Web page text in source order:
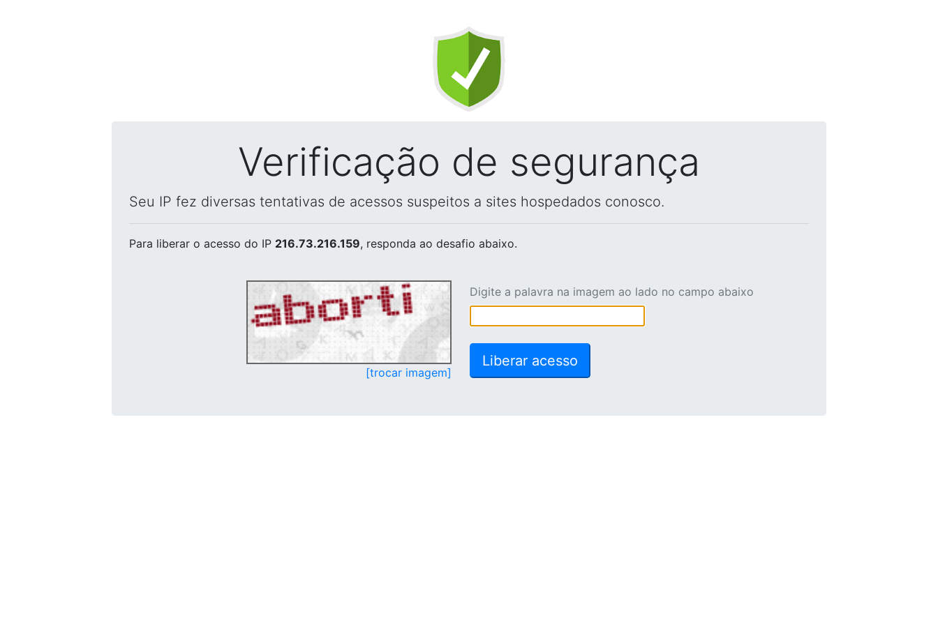
Verificação de segurança
Seu IP fez diversas tentativas de acessos suspeitos a sites hospedados conosco.
Para liberar o acesso do IP 216.73.216.159, responda ao desafio abaixo.
[trocar imagem]
Digite a palavra na imagem ao lado no campo abaixo